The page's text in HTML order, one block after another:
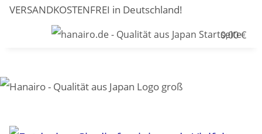
VERSANDKOSTENFREI in Deutschland!
0,00 €